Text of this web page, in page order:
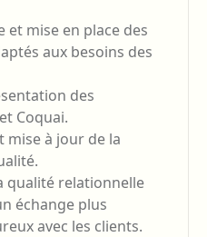
et mise en place des
aux besoins des
des
Coquai.
mise à jour de la
qualité relationnelle
échange plus
avec les clients.